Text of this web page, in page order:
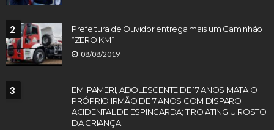
2
Prefeitura de Ouvidor entrega mais um Caminhão
“ZERO KM”
08/08/2019
3
EM IPAMERI, ADOLESCENTE DE 17 ANOS MATA O
PRÓPRIO IRMÃO DE 7 ANOS COM DISPARO
ACIDENTAL DE ESPINGARDA; TIRO ATINGIU ROSTO
DA CRIANÇA